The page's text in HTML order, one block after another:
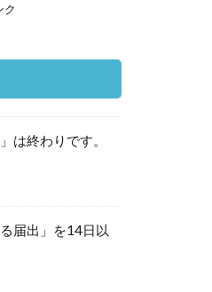
ク
は終わりです。
届出」を14日以